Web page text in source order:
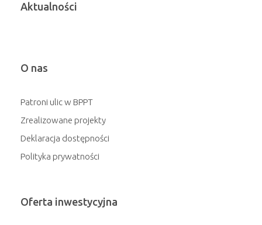
Aktualności
O nas
Patroni ulic w BPPT
Zrealizowane projekty
Deklaracja dostępności
Polityka prywatności
Oferta inwestycyjna